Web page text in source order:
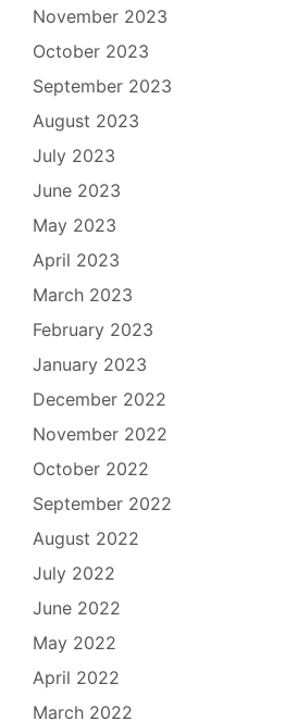
November 2023
October 2023
September 2023
August 2023
July 2023
June 2023
May 2023
April 2023
March 2023
February 2023
January 2023
December 2022
November 2022
October 2022
September 2022
August 2022
July 2022
June 2022
May 2022
April 2022
March 2022